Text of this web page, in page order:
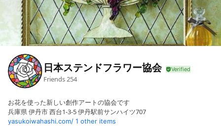
日本ステンドフラワー協会
Friends254
お花を使った新しい創作アートの協会です
兵庫県 伊丹市 西台1-3-5 伊丹駅前サンハイツ707
yasukoiwahashi.com/ 1 other items